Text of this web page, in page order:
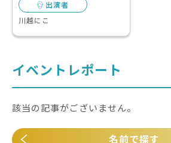
出演者
川越にこ
イベントレポート
該当の記事がございません。
名前で探す